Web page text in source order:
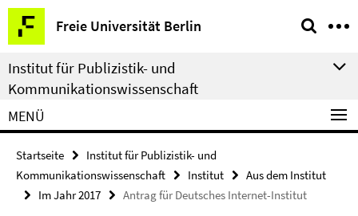
Springe
direkt
zu
Inhalt
Freie Universität Berlin
Service-
Navigation
Institut für Publizistik- und
Kommunikationswissenschaft
MENÜ
Startseite
Institut für Publizistik- und
Kommunikationswissenschaft
Institut
Aus dem Institut
Im Jahr 2017
Antrag für Deutsches Internet-Institut